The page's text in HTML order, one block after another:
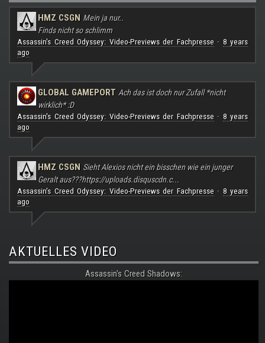
HMZ CSGN Mein ja nur..
Finds nicht so schlimm
Assassin's Creed Odyssey: Video-Previews der Fachpresse· 8 years
ago
GLOBAL GAMEPORT Ach das ist doch nur Zufall *nicht
wirklich* :D
Assassin's Creed Odyssey: Video-Previews der Fachpresse· 8 years
ago
HMZ CSGN Sieht Alexios nicht ein bisschen wie ein junger
Geralt aus???https://uploads.disquscdn.c...
Assassin's Creed Odyssey: Video-Previews der Fachpresse· 8 years
ago
AKTUELLES VIDEO
Assassin's Creed Shadows: